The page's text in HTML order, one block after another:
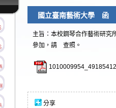
國立臺南藝術大學 函
主旨：本校鋼琴合作藝術研究
參加，請 查照。
分享